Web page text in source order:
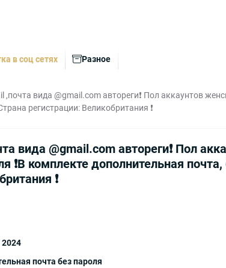
в соц сетях Разное
,почта вида @gmail.com автореги❗️ Пол аккаунтов
регистрации: Великобритания ❗️
вида @gmail.com автореги❗️ Пол
❗️В комплекте дополнительная почта,
❗️
2024
почта без пароля